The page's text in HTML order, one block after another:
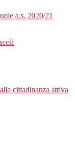
a.s. 2020/21
cittadinanza attiva